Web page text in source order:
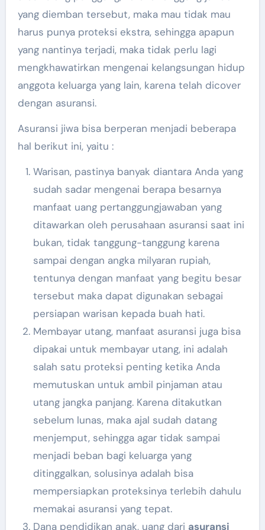
yang diemban tersebut, maka mau tidak mau
harus punya proteksi ekstra, sehingga apapun
yang nantinya terjadi, maka tidak perlu lagi
mengkhawatirkan mengenai kelangsungan hidup
anggota keluarga yang lain, karena telah dicover
dengan asuransi.
Asuransi jiwa bisa berperan menjadi beberapa
hal berikut ini, yaitu :
Warisan, pastinya banyak diantara Anda yang
sudah sadar mengenai berapa besarnya
manfaat uang pertanggungjawaban yang
ditawarkan oleh perusahaan asuransi saat ini
bukan, tidak tanggung-tanggung karena
sampai dengan angka milyaran rupiah,
tentunya dengan manfaat yang begitu besar
tersebut maka dapat digunakan sebagai
persiapan warisan kepada buah hati.
Membayar utang, manfaat asuransi juga bisa
dipakai untuk membayar utang, ini adalah
salah satu proteksi penting ketika Anda
memutuskan untuk ambil pinjaman atau
utang jangka panjang. Karena ditakutkan
sebelum lunas, maka ajal sudah datang
menjemput, sehingga agar tidak sampai
menjadi beban bagi keluarga yang
ditinggalkan, solusinya adalah bisa
mempersiapkan proteksinya terlebih dahulu
memakai asuransi yang tepat.
Dana pendidikan anak, uang dari asuransi